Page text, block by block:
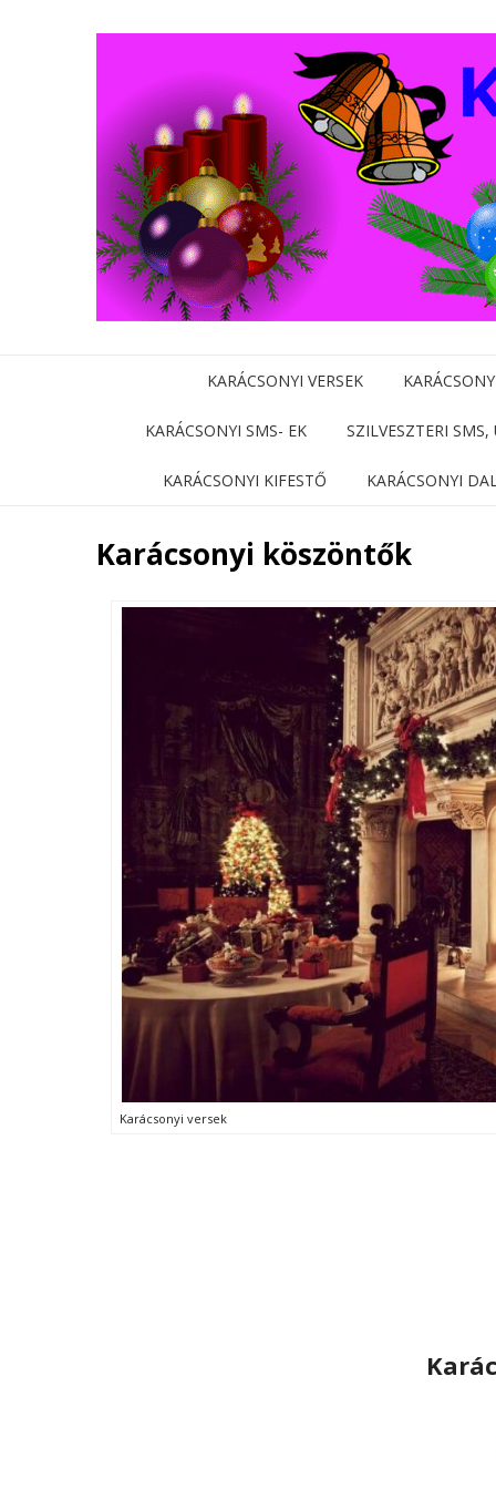
KARÁCSONYI VERSEK
KARÁCSONYI SMS- EK SZILVESZTERI SMS,
KARÁCSONYI KIFESTŐ KARÁCSONYI
Karácsonyi köszöntők
Karácsonyi versek